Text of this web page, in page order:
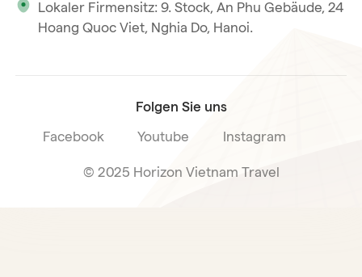
Unsere internationale Tourismuslizenz
Lokaler Firmensitz: 9. Stock, An Phu Gebäude, 24
Hoang Quoc Viet, Nghia Do, Hanoi.
Folgen Sie uns
Facebook Youtube Instagram
© 2025 Horizon Vietnam Travel